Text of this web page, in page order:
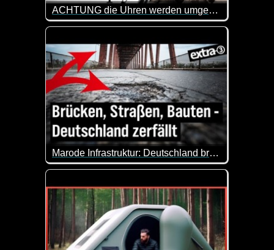
ACHTUNG die Uhren werden umgestellt - Zeitumstellung auf die Winterzeit im Oktober 2023
Heute Nacht werden mal wieder die Uhren auf
Marode Infrastruktur: Deutschland bröckelt - extra 3
Deutschlands Infrastruktur steht vor einem